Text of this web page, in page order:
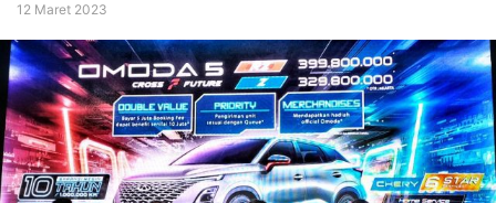
12 Maret 2023